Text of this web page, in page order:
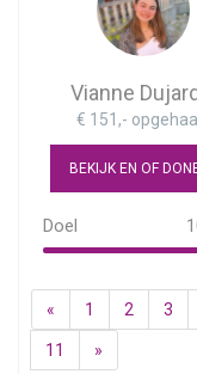
Vianne
€ 151,-
BEKIJK EN OF
Doel
« 1 2 3
11 »